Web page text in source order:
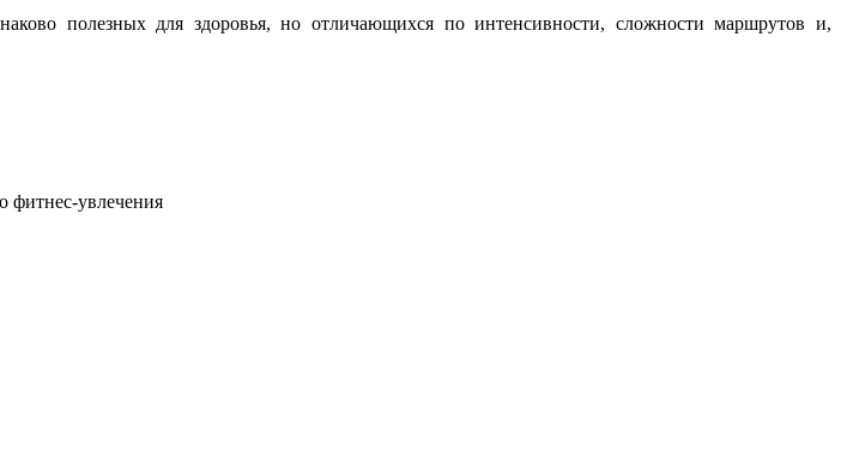
полезных для здоровья, но отличающихся по интенсивности, сложности маршрутов и,
фитнес-увлечения